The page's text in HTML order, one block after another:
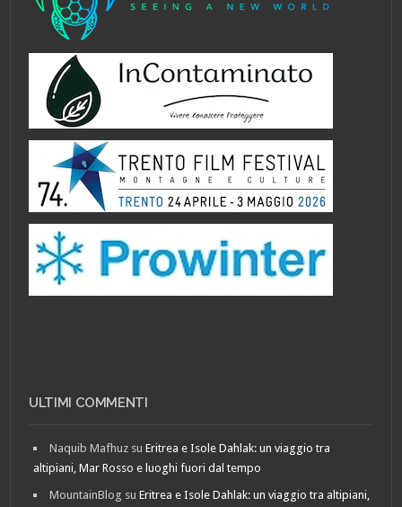
ULTIMI COMMENTI
Naquib Mafhuz suEritrea e Isole Dahlak: un viaggio tra
altipiani, Mar Rosso e luoghi fuori dal tempo
MountainBlog suEritrea e Isole Dahlak: un viaggio tra altipiani,